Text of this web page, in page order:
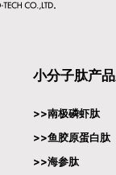
小分子肽产
>>南极磷虾肽
>>鱼胶原蛋白肽
>>海参肽